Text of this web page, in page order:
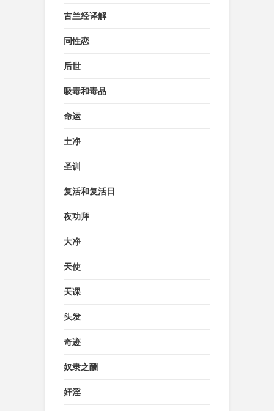
古兰经译解
同性恋
后世
吸毒和毒品
命运
土净
圣训
复活和复活日
夜功拜
大净
天使
天课
头发
奇迹
奴隶之酬
奸淫